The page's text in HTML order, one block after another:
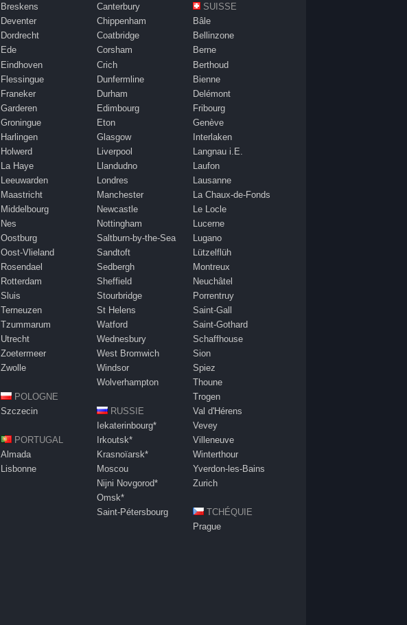
Breskens
Deventer
Dordrecht
Ede
Eindhoven
Flessingue
Franeker
Garderen
Groningue
Harlingen
Holwerd
La Haye
Leeuwarden
Maastricht
Middelbourg
Nes
Oostburg
Oost-Vlieland
Rosendael
Rotterdam
Sluis
Terneuzen
Tzummarum
Utrecht
Zoetermeer
Zwolle
POLOGNE
Szczecin
PORTUGAL
Almada
Lisbonne
Canterbury
Chippenham
Coatbridge
Corsham
Crich
Dunfermline
Durham
Edimbourg
Eton
Glasgow
Liverpool
Llandudno
Londres
Manchester
Newcastle
Nottingham
Saltburn-by-the-Sea
Sandtoft
Sedbergh
Sheffield
Stourbridge
St Helens
Watford
Wednesbury
West Bromwich
Windsor
Wolverhampton
RUSSIE
Iekaterinbourg*
Irkoutsk*
Krasnoïarsk*
Moscou
Nijni Novgorod*
Omsk*
Saint-Pétersbourg
SUISSE
Bâle
Bellinzone
Berne
Berthoud
Bienne
Delémont
Fribourg
Genève
Interlaken
Langnau i.E.
Laufon
Lausanne
La Chaux-de-Fonds
Le Locle
Lucerne
Lugano
Lützelflüh
Montreux
Neuchâtel
Porrentruy
Saint-Gall
Saint-Gothard
Schaffhouse
Sion
Spiez
Thoune
Trogen
Val d'Hérens
Vevey
Villeneuve
Winterthour
Yverdon-les-Bains
Zurich
TCHÉQUIE
Prague